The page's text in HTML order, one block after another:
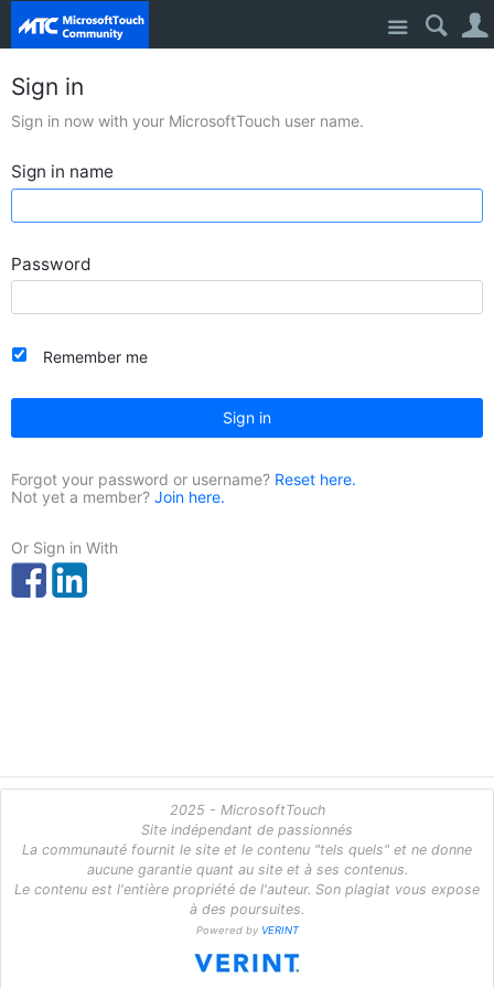
Site
Sign in
Sign in now with your MicrosoftTouch user name.
Sign in name
Password
Remember me
Sign in
Forgot your password or username? Reset here.
Not yet a member? Join here.
Or Sign in With
2025 - MicrosoftTouch
Site indépendant de passionnés
La communauté fournit le site et le contenu "tels quels" et ne donne
aucune garantie quant au site et à ses contenus.
Le contenu est l'entière propriété de l'auteur. Son plagiat vous expose
à des poursuites.
Powered by VERINT